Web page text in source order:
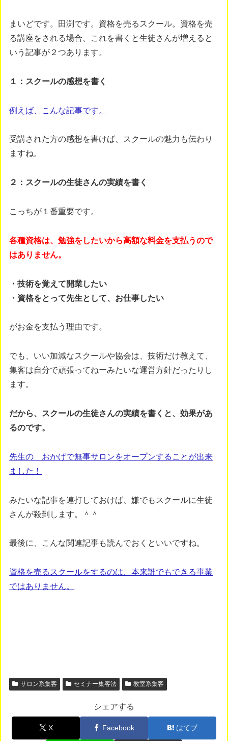
まいどです。田渕です。資格を売るスクール。資格を売
る講座をされる場合、これを書くと生徒さんが増えると
いう記事が２つあります。
１：スクールの感想を書く
例えば、こんな記事です。
受講された方の感想を書けば、スクールの魅力も伝わり
ますね。
２：スクールの生徒さんの実績を書く
こっちが１番重要です。
各種資格は、勉強をしたいから高額な料金を支払うので
はありません。
・技術を覚えて開業したい
・資格をとって先生として、お仕事したい
がお金を支払う理由です。
でも、いい加減なスクールや協会は、技術だけ教えて、
集客は自分で頑張ってねーみたいな運営方針だったりし
ます。
だから、スクールの生徒さんの実績を書くと、効果があ
るのです。
先生の おかげで無事サロンをオープンすることが出来
ました！
みたいな記事を連打しておけば、嫌でもスクールに生徒
さんが殺到します。＾＾
最後に、こんな関連記事も読んでおくといいですね。
資格を売るスクールをするのは、本来誰でもできる事業
ではありません。
サロン系集客 セミナー集客法 教室系集客
シェアする
X Facebook はてブ